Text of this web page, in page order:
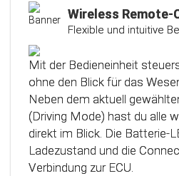
Wireless Remote-
Flexible und intuitive
Mit der Bedieneinheit
ohne den Blick für das
Neben dem aktuell
(Driving Mode) hast du alle
direkt im Blick. Die Batterie-
Ladezustand und die
Verbindung zur ECU.
Kalibrierungsfunktion
Das Steuergerät (ECU)
intelligente Kalibrierfunktion.
Einbau des IOPEDAL
Informationen des
analysiert und zu einem
Kennfeld verarbeitet.
einzelnen Fahrmodi
automatisch an die